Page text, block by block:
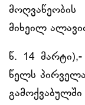
მიხეილ
წ. 14 მარტი),-
წელს